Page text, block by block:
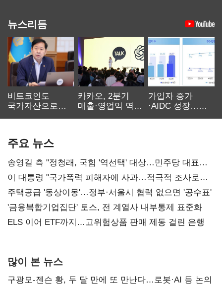
뉴스리듬
비트코인도
국가자산으로…'
카카오, 2분기
매출·영업익 역대
가입자 증가
·AIDC 성장…
주요 뉴스
송영길 측 "정청래, 국힘 '역선택' 대상…민주당 대표로
총선 지휘 못해"
이 대통령 "국가폭력 피해자에 사과…적극적 조사로
진실 밝혀야"
주택공급 '동상이몽'…정부·서울시 협력 없으면 '공수표'
'금융복합기업집단' 토스, 전 계열사 내부통제 표준화
ELS 이어 ETF까지…고위험상품 판매 제동 걸린 은행
많이 본 뉴스
구광모-젠슨 황, 두 달 만에 또 만난다…로봇·AI 등 논의